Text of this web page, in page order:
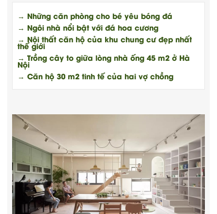
→ Những căn phòng cho bé yêu bóng đá
→ Ngôi nhà nổi bật với đá hoa cương
→ Nội thất căn hộ của khu chung cư đẹp nhất
thế giới
→ Trồng cây to giữa lòng nhà ống 45 m2 ở Hà
Nội
→ Căn hộ 30 m2 tinh tế của hai vợ chồng